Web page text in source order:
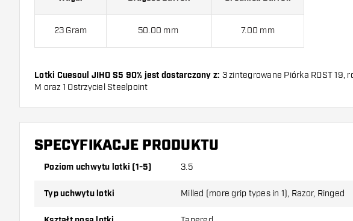
23 Gram 50.00 mm 7.00 mm
Lotki Cuesoul JIHO S5 90% jest dostarczony z: 3 zintegrowane Piórka ROST 19,
M oraz 1 Ostrzyciel Steelpoint
SPECYFIKACJE PRODUKTU
Poziom uchwytu lotki (1-5) 3.5
Typ uchwytu lotki Milled (more grip types in 1), Razor, Ringed